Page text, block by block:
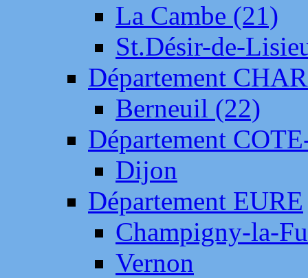
La Cambe (21)
St.Désir-de-
Département
Berneuil (22)
Département
Dijon
Département EURE
Champigny-la-
Vernon